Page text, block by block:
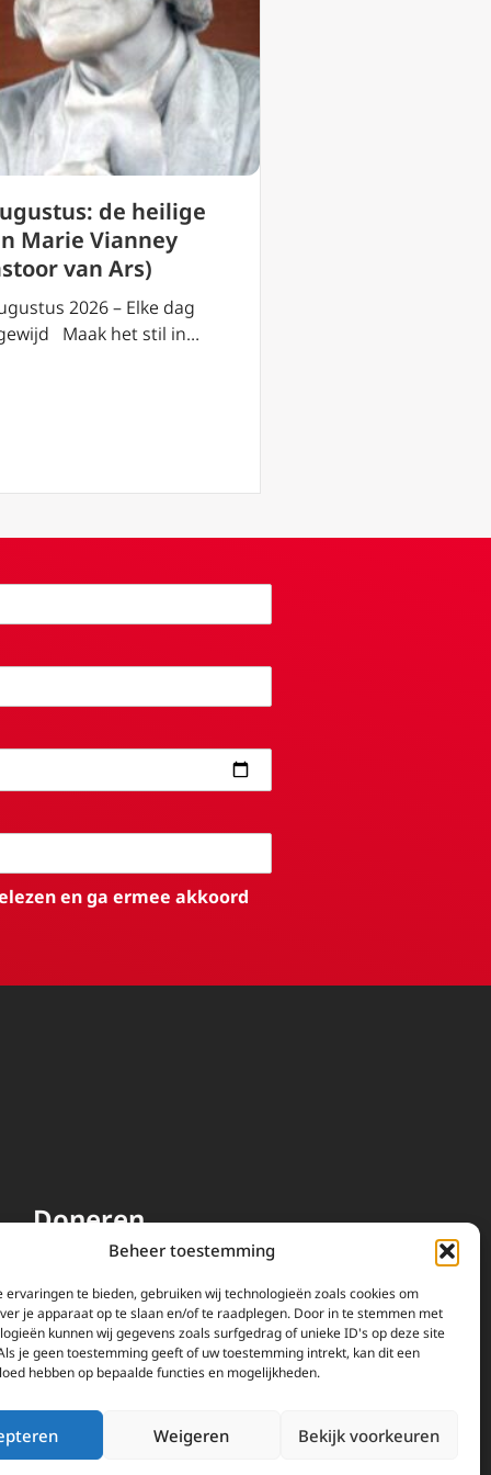
Beheer toestemming
ervaringen te bieden, gebruiken wij technologieën zoals cookies om
je apparaat op te slaan en/of te raadplegen. Door in te stemmen met
kunnen wij gegevens zoals surfgedrag of unieke ID's op deze site
je geen toestemming geeft of uw toestemming intrekt, kan dit een
hebben op bepaalde functies en mogelijkheden.
Weigeren Bekijk voorkeuren
de heilige
Marie Vianney
van Ars)
2026 – Elke dag
Maak het stil in…
en ga ermee akkoord
Doneren
EWTN wordt uitsluitend
gefinancierd door uw donaties.
Wij ontvangen bewust geen
advertentie-inkomsten of
kerkelijke financiele
Doneren